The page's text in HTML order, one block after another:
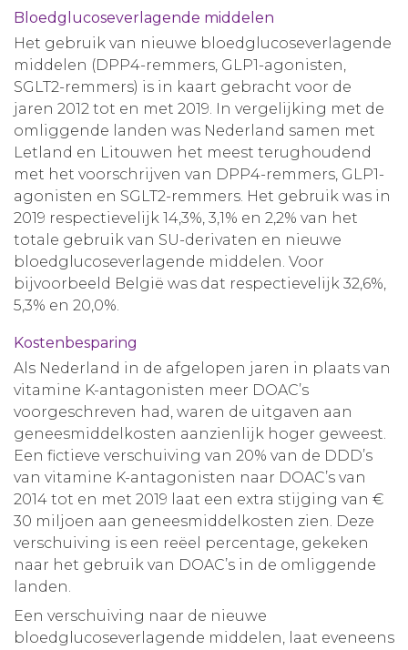
Bloedglucoseverlagende middelen
Het gebruik van nieuwe bloedglucoseverlagende
middelen (DPP4-remmers, GLP1-agonisten,
SGLT2-remmers) is in kaart gebracht voor de
jaren 2012 tot en met 2019. In vergelijking met de
omliggende landen was Nederland samen met
Letland en Litouwen het meest terughoudend
met het voorschrijven van DPP4-remmers, GLP1-
agonisten en SGLT2-remmers. Het gebruik was in
2019 respectievelijk 14,3%, 3,1% en 2,2% van het
totale gebruik van SU-derivaten en nieuwe
bloedglucoseverlagende middelen. Voor
bijvoorbeeld België was dat respectievelijk 32,6%,
5,3% en 20,0%.
Kostenbesparing
Als Nederland in de afgelopen jaren in plaats van
vitamine K-antagonisten meer DOAC’s
voorgeschreven had, waren de uitgaven aan
geneesmiddelkosten aanzienlijk hoger geweest.
Een fictieve verschuiving van 20% van de DDD’s
van vitamine K-antagonisten naar DOAC’s van
2014 tot en met 2019 laat een extra stijging van €
30 miljoen aan geneesmiddelkosten zien. Deze
verschuiving is een reëel percentage, gekeken
naar het gebruik van DOAC’s in de omliggende
landen.
Een verschuiving naar de nieuwe
bloedglucoseverlagende middelen, laat eveneens